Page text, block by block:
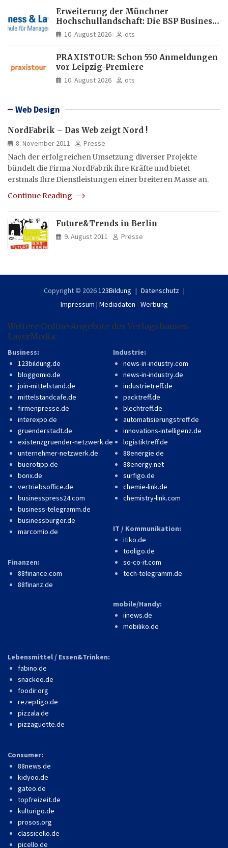
Erweiterung der Münchner
Hochschullandschaft: Die BSP Business
and Law School kommt in die
Maxvorstadt
10. August 2026 ots
PRAXISTOUR: Schon 550 Anmeldungen
vor Leipzig-Premiere
10. August 2026 ots
Web Design
NordFabrik – Das Web zeigt Nord !
8. November 2011
Presse
Nach der erfolgreichen Umsetzung diverser Projekte
bündelt die Firma NordFabrik ihre Kräfte und bietet
erstmals Ihre Dienstleistungen einer breiteren Masse an.
Continue Reading
Future&Trends in Berlin
9. August 2011 Presse
Copyright © 2026123Bildung
Datenschutz
Impressum | Mediadaten - Werbung
Weitere Online-Angebote des Verlagshauses
LayerMedia:
Business:
123bildung.de
bloggomio.de
join-mittelstand.de
mittelstandcafe.de
firmenpresse.de
interexpo.de
gruenderstadt.de
existenzgruender-netzwerk.de
unternehmer-netzwerk.de
buerotipp.de
bonx.de
vertriebsoffice.de
businesspress24.com
business-telegramm.de
businessburger.de
marcomio.de
Finanzen:
88finance.com
88finanz.de
Industrie:
news-in-industry.com
news-in-industry.de
industrietreff.de
packtreff.de
blechtreff.de
automatisierungstreff.de
innovations-intelligenz.de
logistiktreff.de
88energie.de
88energy.net
surfigo.de
chemie-link.de
chemistry-link.com
IT / Kommunikation:
itiko.de
tooligo.de
so-co-it.com
tech-telegramm.de
mobile/Handy:
iinews.de
mobiliko.de
Lebensmittel / Essen&Trinken:
fabino.de
snackeo.de
foodir.org
rezeptigo.de
pizzala.de
pizzaguette.de
Consumer:
88news.de
kidyoo.de
gateo.de
topfreizeit.de
kulturigo.de
prosos.org
classicello.de
picello.de